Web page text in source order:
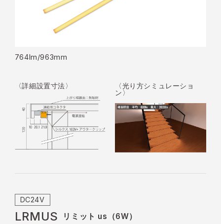
764lm/963mm
〈詳細設置寸法〉
〈光り方シミュレーショ
ン〉
DC24V
LRMUS リミット us（6W）